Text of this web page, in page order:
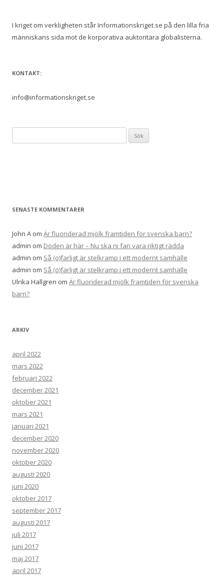
I kriget om verkligheten står Informationskriget.se på den lilla fria
människans sida mot de korporativa auktoritära globalisterna.
KONTAKT:
info@informationskriget.se
efter:
SENASTE KOMMENTARER
John A om Är fluoriderad mjölk framtiden för svenska barn?
admin om Döden är här – Nu ska ni fan vara riktigt rädda
admin om Så (o)farligt är stelkramp i ett modernt samhälle
admin om Så (o)farligt är stelkramp i ett modernt samhälle
Ulrika Hallgren om Är fluoriderad mjölk framtiden för svenska
barn?
ARKIV
april 2022
mars 2022
februari 2022
december 2021
oktober 2021
mars 2021
januari 2021
december 2020
november 2020
oktober 2020
augusti 2020
juni 2020
oktober 2017
september 2017
augusti 2017
juli 2017
juni 2017
maj 2017
april 2017